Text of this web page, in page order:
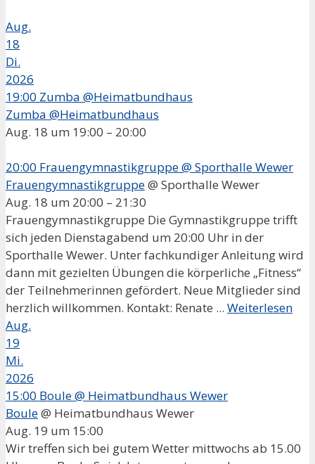
Aug.
18
Di.
2026
19:00 Zumba @Heimatbundhaus
Zumba @Heimatbundhaus
Aug. 18 um 19:00 – 20:00
20:00 Frauengymnastikgruppe@ Sporthalle Wewer
Frauengymnastikgruppe@ Sporthalle Wewer
Aug. 18 um 20:00 – 21:30
Frauengymnastikgruppe Die Gymnastikgruppe trifft
sich jeden Dienstagabend um 20:00 Uhr in der
Sporthalle Wewer. Unter fachkundiger Anleitung wird
dann mit gezielten Übungen die körperliche „Fitness“
der Teilnehmerinnen gefördert. Neue Mitglieder sind
herzlich willkommen. Kontakt: Renate ... Weiterlesen
Aug.
19
Mi.
2026
15:00 Boule@ Heimatbundhaus Wewer
Boule@ Heimatbundhaus Wewer
Aug. 19 um 15:00
Wir treffen sich bei gutem Wetter mittwochs ab 15.00